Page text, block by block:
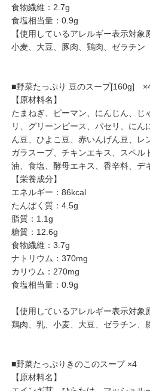
食物繊維：2.7g
食塩相当量：0.9g
【使用しているアレルギー表示対象
小麦、大豆、豚肉、鶏肉、ゼラチン
■野菜たっぷり 豆のスープ[160g]
【原材料名】
たまねぎ、ピーマン、にんじん、じ
リ、グリーンピース、パセリ、にん
ん豆、ひよこ豆、赤いんげん豆、レ
ガラスープ、チキンエキス、スペル
油、食塩、酵母エキス、香辛料、デ
【栄養成分】
エネルギー：86kcal
たんぱく質：4.5g
脂質：1.1g
糖質：12.6g
食物繊維：3.7g
ナトリウム：370mg
カリウム：270mg
食塩相当量：0.9g
【使用しているアレルギー表示対象
鶏肉、乳、小麦、大豆、ゼラチン、
■野菜たっぷりきのこのスープ ×4
【原材料名】